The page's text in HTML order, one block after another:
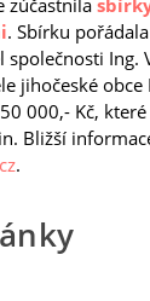
zúčastnila
. Sbírku
Ing.
jihočeské obce
000,- Kč,
Bližší
.